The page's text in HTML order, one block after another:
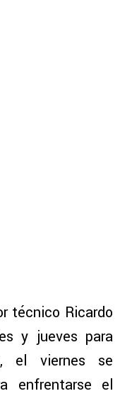
técnico Ricardo
y jueves para
el viernes se
enfrentarse el